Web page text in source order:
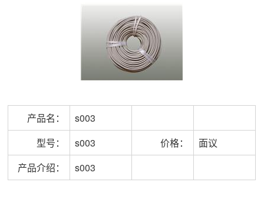
产品名：
s003
型号：
s003 价格：
面议
产品介绍：
s003